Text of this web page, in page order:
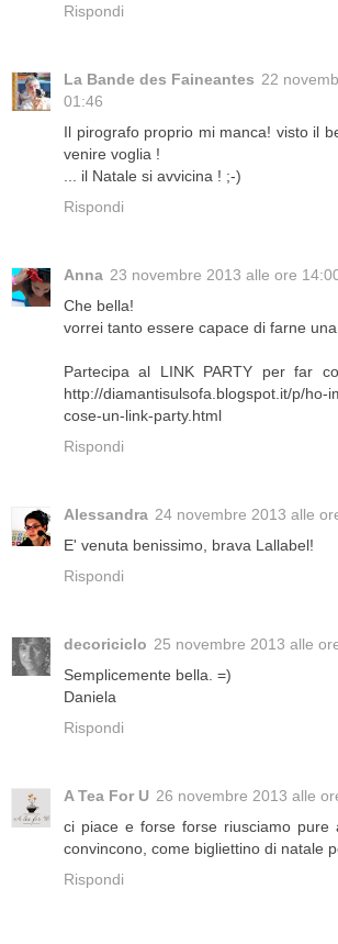
Rispondi
La Bande des Faineantes 22
01:46
Il pirografo proprio mi manca! visto il
venire voglia !
... il Natale si avvicina ! ;-)
Rispondi
Anna 23 novembre 2013 alle ore
Che bella!
vorrei tanto essere capace di farne
Partecipa al LINK PARTY per far
http://diamantisulsofa.blogspot.it/p/ho-
cose-un-link-party.html
Rispondi
Alessandra 24 novembre 2013 alle
E' venuta benissimo, brava Lallabel!
Rispondi
decoriciclo 25 novembre 2013 alle
Semplicemente bella. =)
Daniela
Rispondi
A Tea For U 26 novembre 2013 alle
ci piace e forse forse riusciamo
convincono, come bigliettino di natale
Rispondi